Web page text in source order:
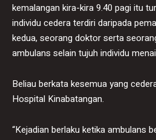
kemalangan kira-kira 9.40 pagi itu
individu cedera terdiri daripada
kedua, seorang doktor serta
ambulans selain tujuh individu
Beliau berkata kesemua yang
Hospital Kinabatangan.
“Kejadian berlaku ketika ambulans